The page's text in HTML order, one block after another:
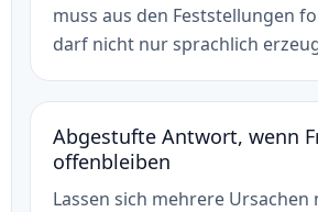
muss aus den Feststellungen
darf nicht nur sprachlich
Abgestufte Antwort, wenn
offenbleiben
Lassen sich mehrere Ursachen